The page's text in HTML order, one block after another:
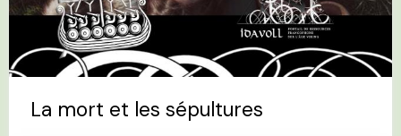
La mort et les sépultures